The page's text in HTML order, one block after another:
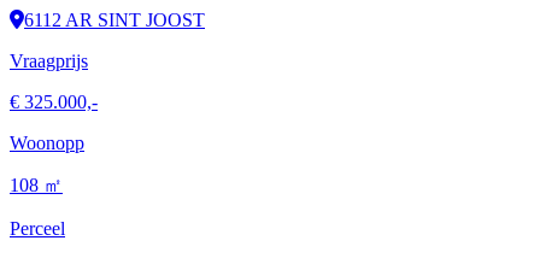
6112 AR SINT JOOST
Vraagprijs
€ 325.000,-
Woonopp
108 ㎡
Perceel